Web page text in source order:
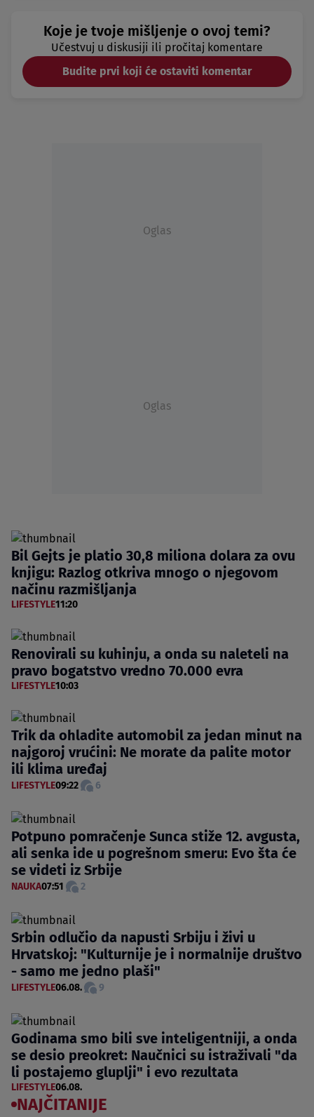
Koje je tvoje mišljenje o ovoj temi?
Učestvuj u diskusiji ili pročitaj komentare
Budite prvi koji će ostaviti komentar
Oglas
Oglas
Bil Gejts je platio 30,8 miliona dolara za ovu
knjigu: Razlog otkriva mnogo o njegovom
načinu razmišljanja
LIFESTYLE11:20
Renovirali su kuhinju, a onda su naleteli na
pravo bogatstvo vredno 70.000 evra
LIFESTYLE10:03
Trik da ohladite automobil za jedan minut na
najgoroj vrućini: Ne morate da palite motor
ili klima uređaj
LIFESTYLE09:22 6
Potpuno pomračenje Sunca stiže 12. avgusta,
ali senka ide u pogrešnom smeru: Evo šta će
se videti iz Srbije
NAUKA07:51 2
Srbin odlučio da napusti Srbiju i živi u
Hrvatskoj: "Kulturnije je i normalnije društvo
- samo me jedno plaši"
LIFESTYLE06.08. 9
Godinama smo bili sve inteligentniji, a onda
se desio preokret: Naučnici su istraživali "da
li postajemo gluplji" i evo rezultata
LIFESTYLE06.08.
NAJČITANIJE